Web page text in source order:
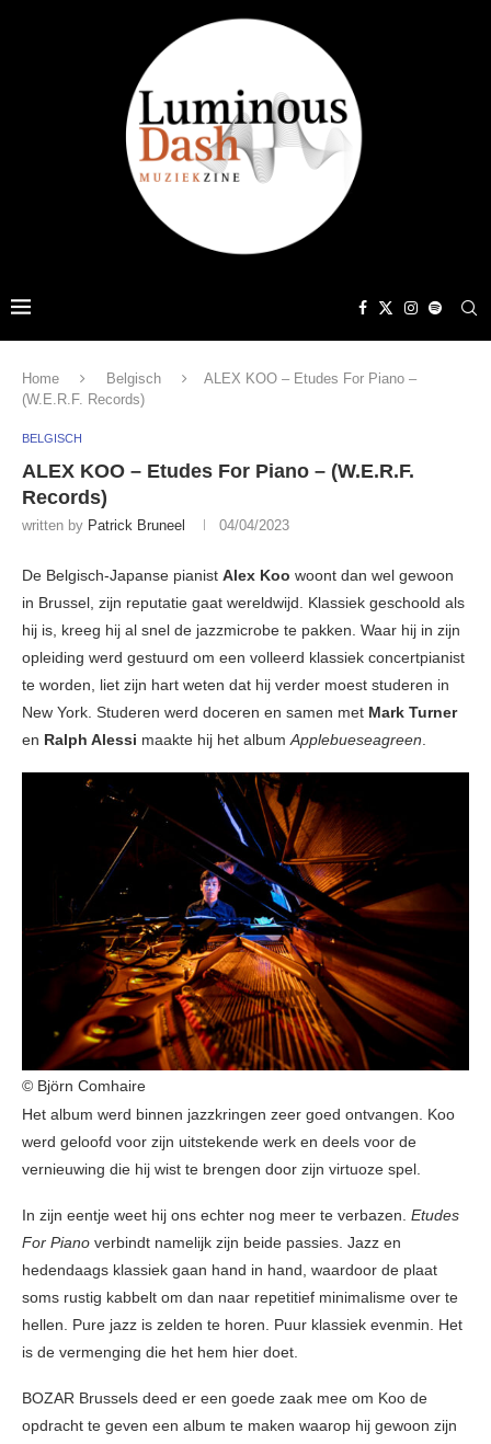
Home Belgisch
ALEX KOO – Etudes For Piano –
(W.E.R.F. Records)
BELGISCH
ALEX KOO – Etudes For Piano – (W.E.R.F.
Records)
written by Patrick Bruneel 04/04/2023
De Belgisch-Japanse pianist Alex Koo woont dan wel gewoon
in Brussel, zijn reputatie gaat wereldwijd. Klassiek geschoold als
hij is, kreeg hij al snel de jazzmicrobe te pakken. Waar hij in zijn
opleiding werd gestuurd om een volleerd klassiek concertpianist
te worden, liet zijn hart weten dat hij verder moest studeren in
New York. Studeren werd doceren en samen met Mark Turner
en Ralph Alessi maakte hij het albumApplebueseagreen.
© Björn Comhaire
Het album werd binnen jazzkringen zeer goed ontvangen. Koo
werd geloofd voor zijn uitstekende werk en deels voor de
vernieuwing die hij wist te brengen door zijn virtuoze spel.
In zijn eentje weet hij ons echter nog meer te verbazen. Etudes
For Piano verbindt namelijk zijn beide passies. Jazz en
hedendaags klassiek gaan hand in hand, waardoor de plaat
soms rustig kabbelt om dan naar repetitief minimalisme over te
hellen. Pure jazz is zelden te horen. Puur klassiek evenmin. Het
is de vermenging die het hem hier doet.
BOZAR Brussels deed er een goede zaak mee om Koo de
opdracht te geven een album te maken waarop hij gewoon zijn